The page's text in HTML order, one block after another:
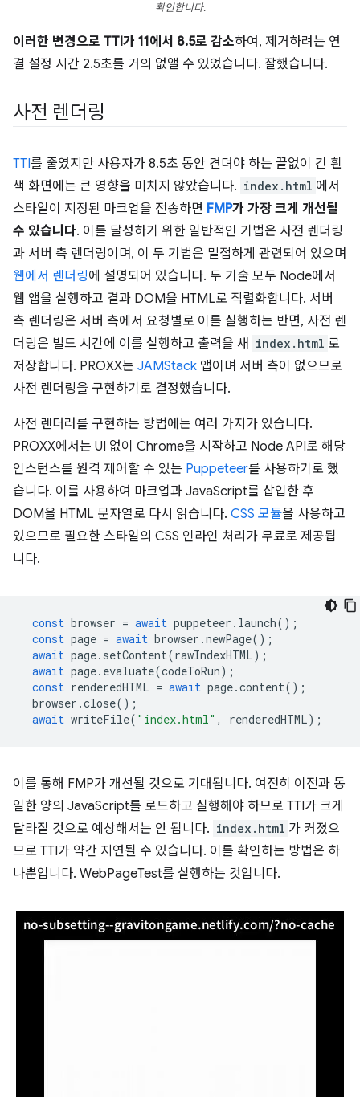
확인합니다.
이러한 변경으로 TTI가 11에서 8.5로 감소하여, 제거하려는 연
결 설정 시간 2.5초를 거의 없앨 수 있었습니다. 잘했습니다.
사전 렌더링
TTI를 줄였지만 사용자가 8.5초 동안 견뎌야 하는 끝없이 긴 흰
색 화면에는 큰 영향을 미치지 않았습니다. index.html 에서
스타일이 지정된 마크업을 전송하면 FMP가 가장 크게 개선될
수 있습니다. 이를 달성하기 위한 일반적인 기법은 사전 렌더링
과 서버 측 렌더링이며, 이 두 기법은 밀접하게 관련되어 있으며
웹에서 렌더링에 설명되어 있습니다. 두 기술 모두 Node에서
웹 앱을 실행하고 결과 DOM을 HTML로 직렬화합니다. 서버
측 렌더링은 서버 측에서 요청별로 이를 실행하는 반면, 사전 렌
더링은 빌드 시간에 이를 실행하고 출력을 새
index.html 로
저장합니다. PROXX는 JAMStack 앱이며 서버 측이 없으므로
사전 렌더링을 구현하기로 결정했습니다.
사전 렌더러를 구현하는 방법에는 여러 가지가 있습니다.
PROXX에서는 UI 없이 Chrome을 시작하고 Node API로 해당
인스턴스를 원격 제어할 수 있는 Puppeteer를 사용하기로 했
습니다. 이를 사용하여 마크업과 JavaScript를 삽입한 후
DOM을 HTML 문자열로 다시 읽습니다. CSS 모듈을 사용하고
있으므로 필요한 스타일의 CSS 인라인 처리가 무료로 제공됩
니다.
const browser = await puppeteer . launch();
const page = await browser .newPage();
await page. setContent(rawIndexHTML);
await page. evaluate(codeToRun);
const renderedHTML = await page.content();
browser .close();
await writeFile( "index.html" , renderedHTML);
이를 통해 FMP가 개선될 것으로 기대됩니다. 여전히 이전과 동
일한 양의 JavaScript를 로드하고 실행해야 하므로 TTI가 크게
달라질 것으로 예상해서는 안 됩니다. index.html 가 커졌으
므로 TTI가 약간 지연될 수 있습니다. 이를 확인하는 방법은 하
나뿐입니다. WebPageTest를 실행하는 것입니다.